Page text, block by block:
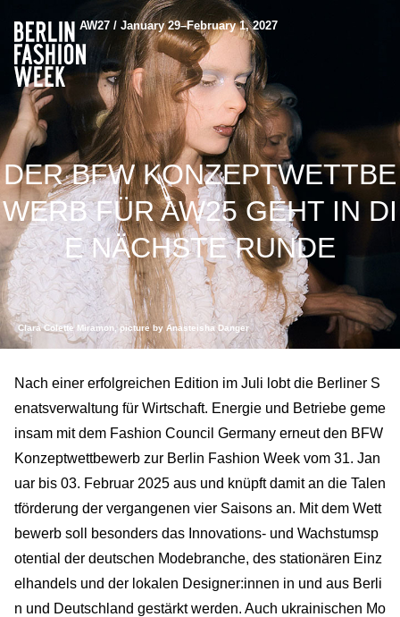
AW27 / January 29–February 1, 2027
DER BFW KONZEPTWETTBE
WERB FÜR AW25 GEHT IN DI
E NÄCHSTE RUNDE
Clara Colette Miramon, picture by Anasteisha Danger
Nach einer erfolgreichen Edition im Juli lobt die Berliner S
enatsverwaltung für Wirtschaft. Energie und Betriebe geme
insam mit dem Fashion Council Germany erneut den BFW
Konzeptwettbewerb zur Berlin Fashion Week vom 31. Jan
uar bis 03. Februar 2025 aus und knüpft damit an die Talen
tförderung der vergangenen vier Saisons an. Mit dem Wett
bewerb soll besonders das Innovations- und Wachstumsp
otential der deutschen Modebranche, des stationären Einz
elhandels und der lokalen Designer:innen in und aus Berli
n und Deutschland gestärkt werden. Auch ukrainischen Mo